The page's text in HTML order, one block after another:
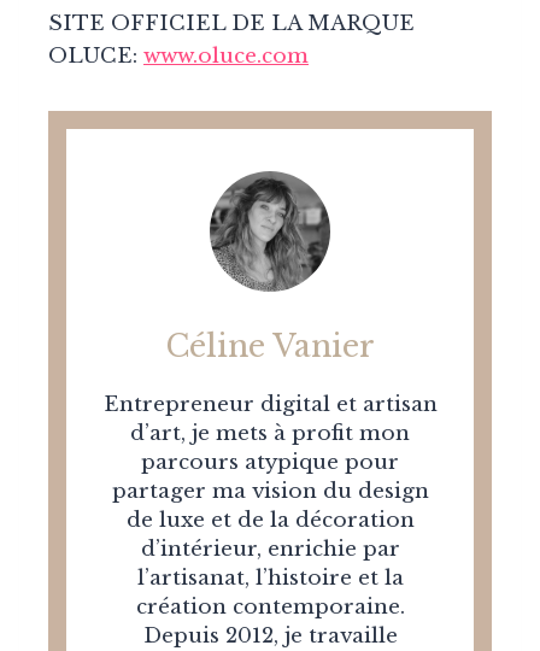
SITE OFFICIEL DE LA MARQUE
OLUCE: www.oluce.com
Céline Vanier
Entrepreneur digital et artisan
d’art, je mets à profit mon
parcours atypique pour
partager ma vision du design
de luxe et de la décoration
d’intérieur, enrichie par
l’artisanat, l’histoire et la
création contemporaine.
Depuis 2012, je travaille